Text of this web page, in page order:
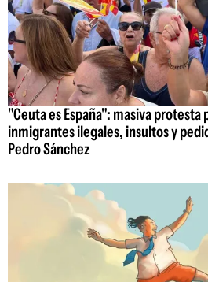
"Ceuta es España": masiva protesta
inmigrantes ilegales, insultos y
Pedro Sánchez